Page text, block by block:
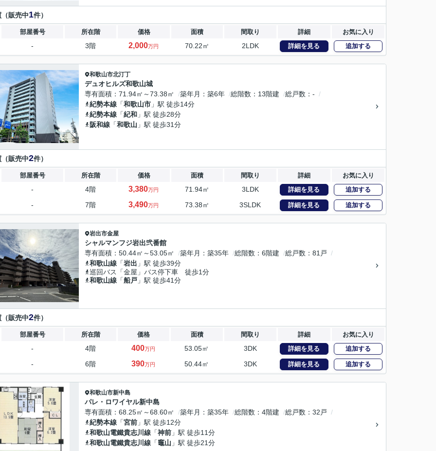
販売中1件）
部屋番号 所在階 価格 面積 間取り 詳細 お気に入り
- 3階 2,000万円 70.22㎡ 2LDK 詳細を見る 追加する
和歌山市北汀丁
デュオヒルズ和歌山城
専有面積
71.94㎡～73.38㎡ 築年月 築6年 総階数 13階建 総戸数
-
紀勢本線 「和歌山市 」駅 徒歩14分
紀勢本線 「紀和 」駅 徒歩28分
阪和線 「和歌山 」駅 徒歩31分
販売中2件）
部屋番号 所在階 価格 面積 間取り 詳細 お気に入り
- 4階 3,380万円 71.94㎡ 3LDK 詳細を見る 追加する
- 7階 3,490万円 73.38㎡ 3SLDK 詳細を見る 追加する
岩出市金屋
シャルマンフジ岩出弐番館
専有面積
50.44㎡～53.05㎡ 築年月 築35年 総階数 6階建 総戸数
81戸
和歌山線 「岩出 」駅 徒歩39分
巡回バス「金屋」バス停下車 徒歩1分
和歌山線 「船戸 」駅 徒歩41分
販売中2件）
部屋番号 所在階 価格 面積 間取り 詳細 お気に入り
- 4階 400万円 53.05㎡ 3DK 詳細を見る 追加する
- 6階 390万円 50.44㎡ 3DK 詳細を見る 追加する
和歌山市新中島
パレ・ロワイヤル新中島
専有面積
68.25㎡～68.60㎡ 築年月 築35年 総階数 4階建 総戸数
32戸
紀勢本線 「宮前 」駅 徒歩12分
和歌山電鐵貴志川線 「神前 」駅 徒歩11分
和歌山電鐵貴志川線 「竈山 」駅 徒歩21分